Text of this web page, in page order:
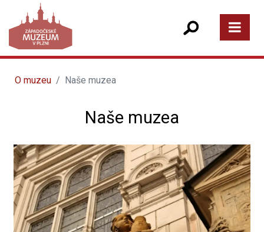
O muzeu Naše muzea
Naše muzea